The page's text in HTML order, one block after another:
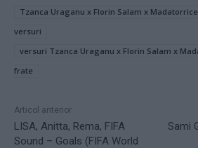
Tzanca Uraganu x Florin Salam x
versuri
versuri Tzanca Uraganu x Florin Salam x
frate
Articol anterior
LISA, Anitta, Rema, FIFA
Sound – Goals (FIFA World
Sami